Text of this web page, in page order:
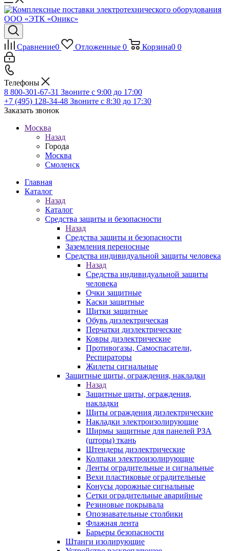
Сравнение0 Отложенные 0 Корзина0 0
Телефоны
8 800-301-67-31 Звоните с 9:00 до 17:00
+7 (495) 128-34-48 Звоните с 8:30 до 17:30
Заказать звонок
Москва
Назад
Города
Москва
Смоленск
Главная
Каталог
Назад
Каталог
Средства защиты и безопасности
Назад
Средства защиты и безопасности
Заземления переносные
Средства индивидуальной защиты человека
Назад
Средства индивидуальной защиты
человека
Очки защитные
Каски защитные
Щитки защитные
Обувь диэлектрическая
Перчатки диэлектрические
Ковры диэлектрические
Противогазы, Самоспасатели,
Респираторы
Жилеты сигнальные
Защитные щиты, ограждения, накладки
Назад
Защитные щиты, ограждения,
накладки
Щиты ограждения диэлектрические
Накладки электроизолирующие
Ширмы защитные для панелей РЗА
(шторы) ткань
Штендеры диэлектрические
Колпаки электроизолирующие
Ленты оградительные и сигнальные
Вехи пластиковые оградительные
Конусы дорожные сигнальные
Сетки оградительные аварийные
Резиновые покрывала
Опознавательные столбики
Флажная лента
Барьеры безопасности
Штанги изолирующие